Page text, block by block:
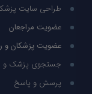
طراحی سایت
عضویت مراجعان
عضویت پزشکان و
جستجوی پزشک و
پرسش و پاسخ